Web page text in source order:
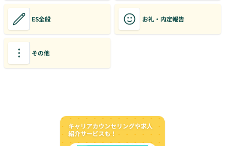
ES全般 お礼・内定報告
その他
キャリアカウンセリングや求人
紹介サービスも！